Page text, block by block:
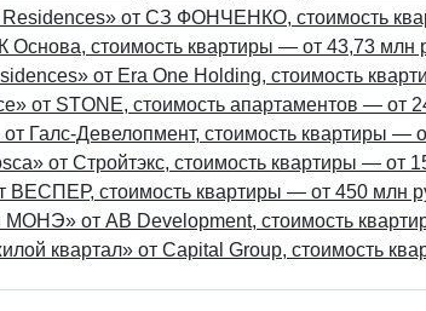
от СЗ ФОНЧЕНКО, стоимость
Основа, стоимость квартиры — от 43,73 млн
от Era One Holding, стоимость
от STONE, стоимость апартаментов — от
Галс-Девелопмент, стоимость квартиры —
от Стройтэкс, стоимость квартиры — от
ВЕСПЕР, стоимость квартиры — от 450 млн
от AB Development, стоимость
квартал» от Capital Group, стоимость